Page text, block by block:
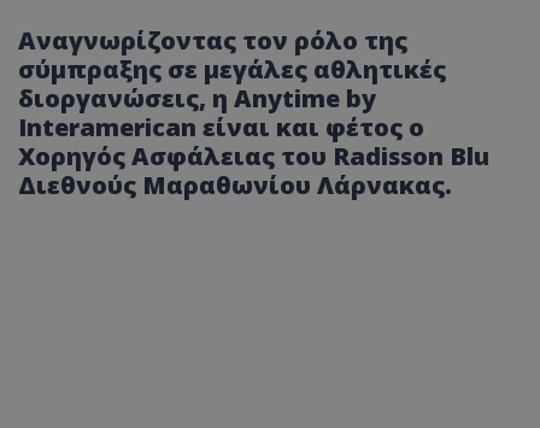
Αναγνωρίζοντας τον ρόλο της
σύμπραξης σε μεγάλες αθλητικές
διοργανώσεις, η Anytime by
Interamerican είναι και φέτος ο
Χορηγός Ασφάλειας του Radisson Blu
Διεθνούς Μαραθωνίου Λάρνακας.